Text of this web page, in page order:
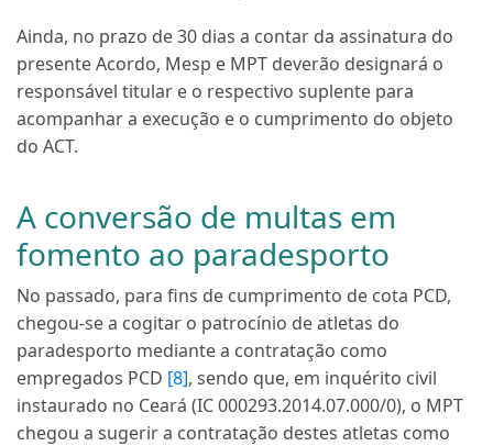
Ainda, no prazo de 30 dias a contar da assinatura do
presente Acordo, Mesp e MPT deverão designará o
responsável titular e o respectivo suplente para
acompanhar a execução e o cumprimento do objeto
do ACT.
A conversão de multas em
fomento ao paradesporto
No passado, para fins de cumprimento de cota PCD,
chegou-se a cogitar o patrocínio de atletas do
paradesporto mediante a contratação como
empregados PCD [8], sendo que, em inquérito civil
instaurado no Ceará (IC 000293.2014.07.000/0), o MPT
chegou a sugerir a contratação destes atletas como